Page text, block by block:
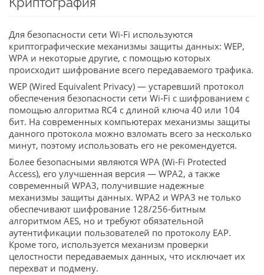
Для безопасности сети Wi-Fi используются
криптографические механизмы защиты данных: WEP,
WPA и некоторые другие, с помощью которых
происходит шифрование всего передаваемого трафика.
WEP (Wired Equivalent Privacy) — устаревший протокол
обеспечения безопасности сети Wi-Fi с шифрованием с
помощью алгоритма RC4 c длиной ключа 40 или 104
бит. На современных компьютерах механизмы защиты
данного протокола можно взломать всего за несколько
минут, поэтому использовать его не рекомендуется.
Более безопасными являются WPA (Wi-Fi Protected
Access), его улучшенная версия — WPA2, а также
современный WPA3, получившие надежные
механизмы защиты данных. WPA2 и WPA3 не только
обеспечивают шифрование 128/256-битным
алгоритмом AES, но и требуют обязательной
аутентификации пользователей по протоколу EAP.
Кроме того, используется механизм проверки
целостности передаваемых данных, что исключает их
перехват и подмену.